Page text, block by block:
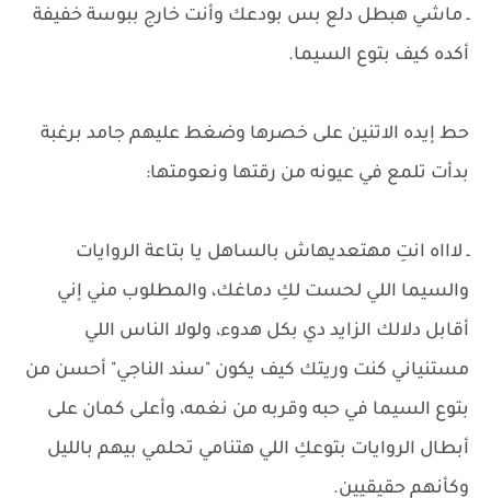
ـ ماشي هبطل دلع بس بودعك وأنت خارج ببوسة خفيفة
أكده كيف بتوع السيما.
حط إيده الاتنين على خصرها وضغط عليهم جامد برغبة
بدأت تلمع في عيونه من رقتها ونعومتها:
ـ لاااه انتِ مهتعديهاش بالساهل يا بتاعة الروايات
والسيما اللي لحست لكِ دماغك، والمطلوب مني إني
أقابل دلالك الزايد دي بكل هدوء، ولولا الناس اللي
مستنياني كنت وريتك كيف يكون "سند الناجي" أحسن من
بتوع السيما في حبه وقربه من نغمه، وأعلى كمان على
أبطال الروايات بتوعكِ اللي هتنامي تحلمي بيهم بالليل
وكأنهم حقيقيين.